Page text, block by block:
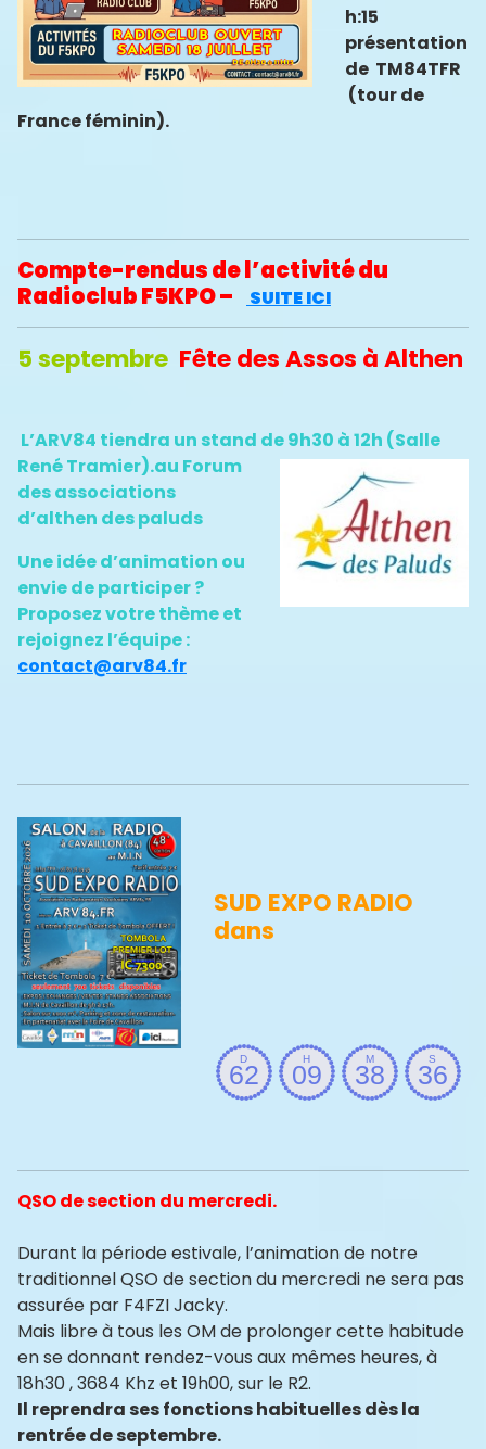
h:15
présentation
de TM84TFR
(tour de
France féminin).
Compte-rendus de l’activité du
Radioclub F5KPO –
SUITE ICI
5 septembre Fête des Assos à Althen
L’ARV84 tiendra un stand de 9h30 à 12h (Salle
René Tramier).au Forum
des associations
d’althen des paluds
Une idée d’animation ou
envie de participer ?
Proposez votre thème et
rejoignez l’équipe :
contact@arv84.fr
SUD EXPO RADIO
dans
QSO de section du mercredi.
Durant la période estivale, l’animation de notre
traditionnel QSO de section du mercredi ne sera pas
assurée par F4FZI Jacky.
Mais libre à tous les OM de prolonger cette habitude
en se donnant rendez-vous aux mêmes heures, à
18h30 , 3684 Khz et 19h00, sur le R2.
Il reprendra ses fonctions habituelles dès la
rentrée de septembre.